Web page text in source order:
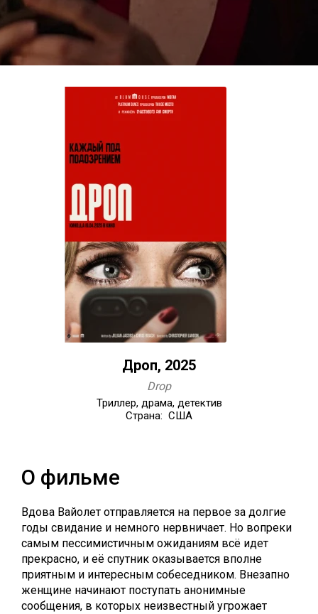
Дроп, 2025
Drop
Триллер, драма, детектив
Страна: США
О фильме
Вдова Вайолет отправляется на первое за долгие
годы свидание и немного нервничает. Но вопреки
самым пессимистичным ожиданиям всё идет
прекрасно, и её спутник оказывается вполне
приятным и интересным собеседником. Внезапно
женщине начинают поступать анонимные
сообщения, в которых неизвестный угрожает